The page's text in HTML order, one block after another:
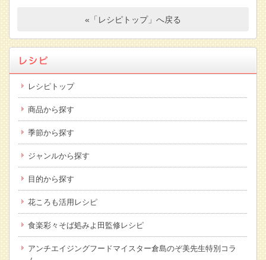
«「レシピトップ」へ戻る
レシピトップ
商品から探す
季節から探す
ジャンルから探す
目的から探す
花ころも活用レシピ
食楽彩々そば処みよ田監修レシピ
アンチエイジングフードマイスター倉島のぞ美先生特別コラ